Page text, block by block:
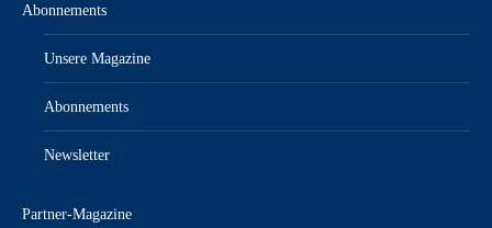
Abonnements
Unsere Magazine
Abonnements
Newsletter
Partner-Magazine